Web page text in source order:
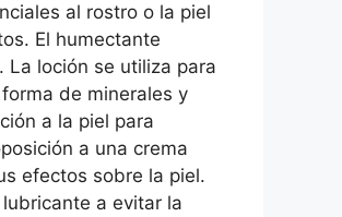
al rostro o la piel
El humectante
La loción se utiliza para
de minerales y
a la piel para
a una crema
efectos sobre la piel.
a evitar la